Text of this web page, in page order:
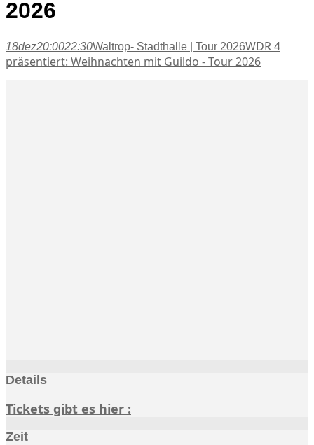
2026
18dez20:0022:30Waltrop- Stadthalle | Tour 2026WDR 4
präsentiert: Weihnachten mit Guildo - Tour 2026
Details
Tickets gibt es hier :
Zeit